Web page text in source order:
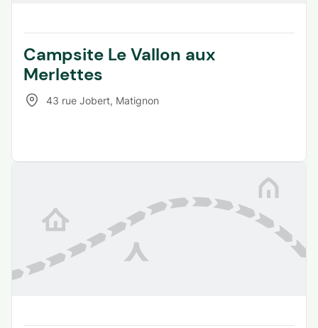
Campsite Le Vallon aux
Merlettes
43 rue Jobert, Matignon